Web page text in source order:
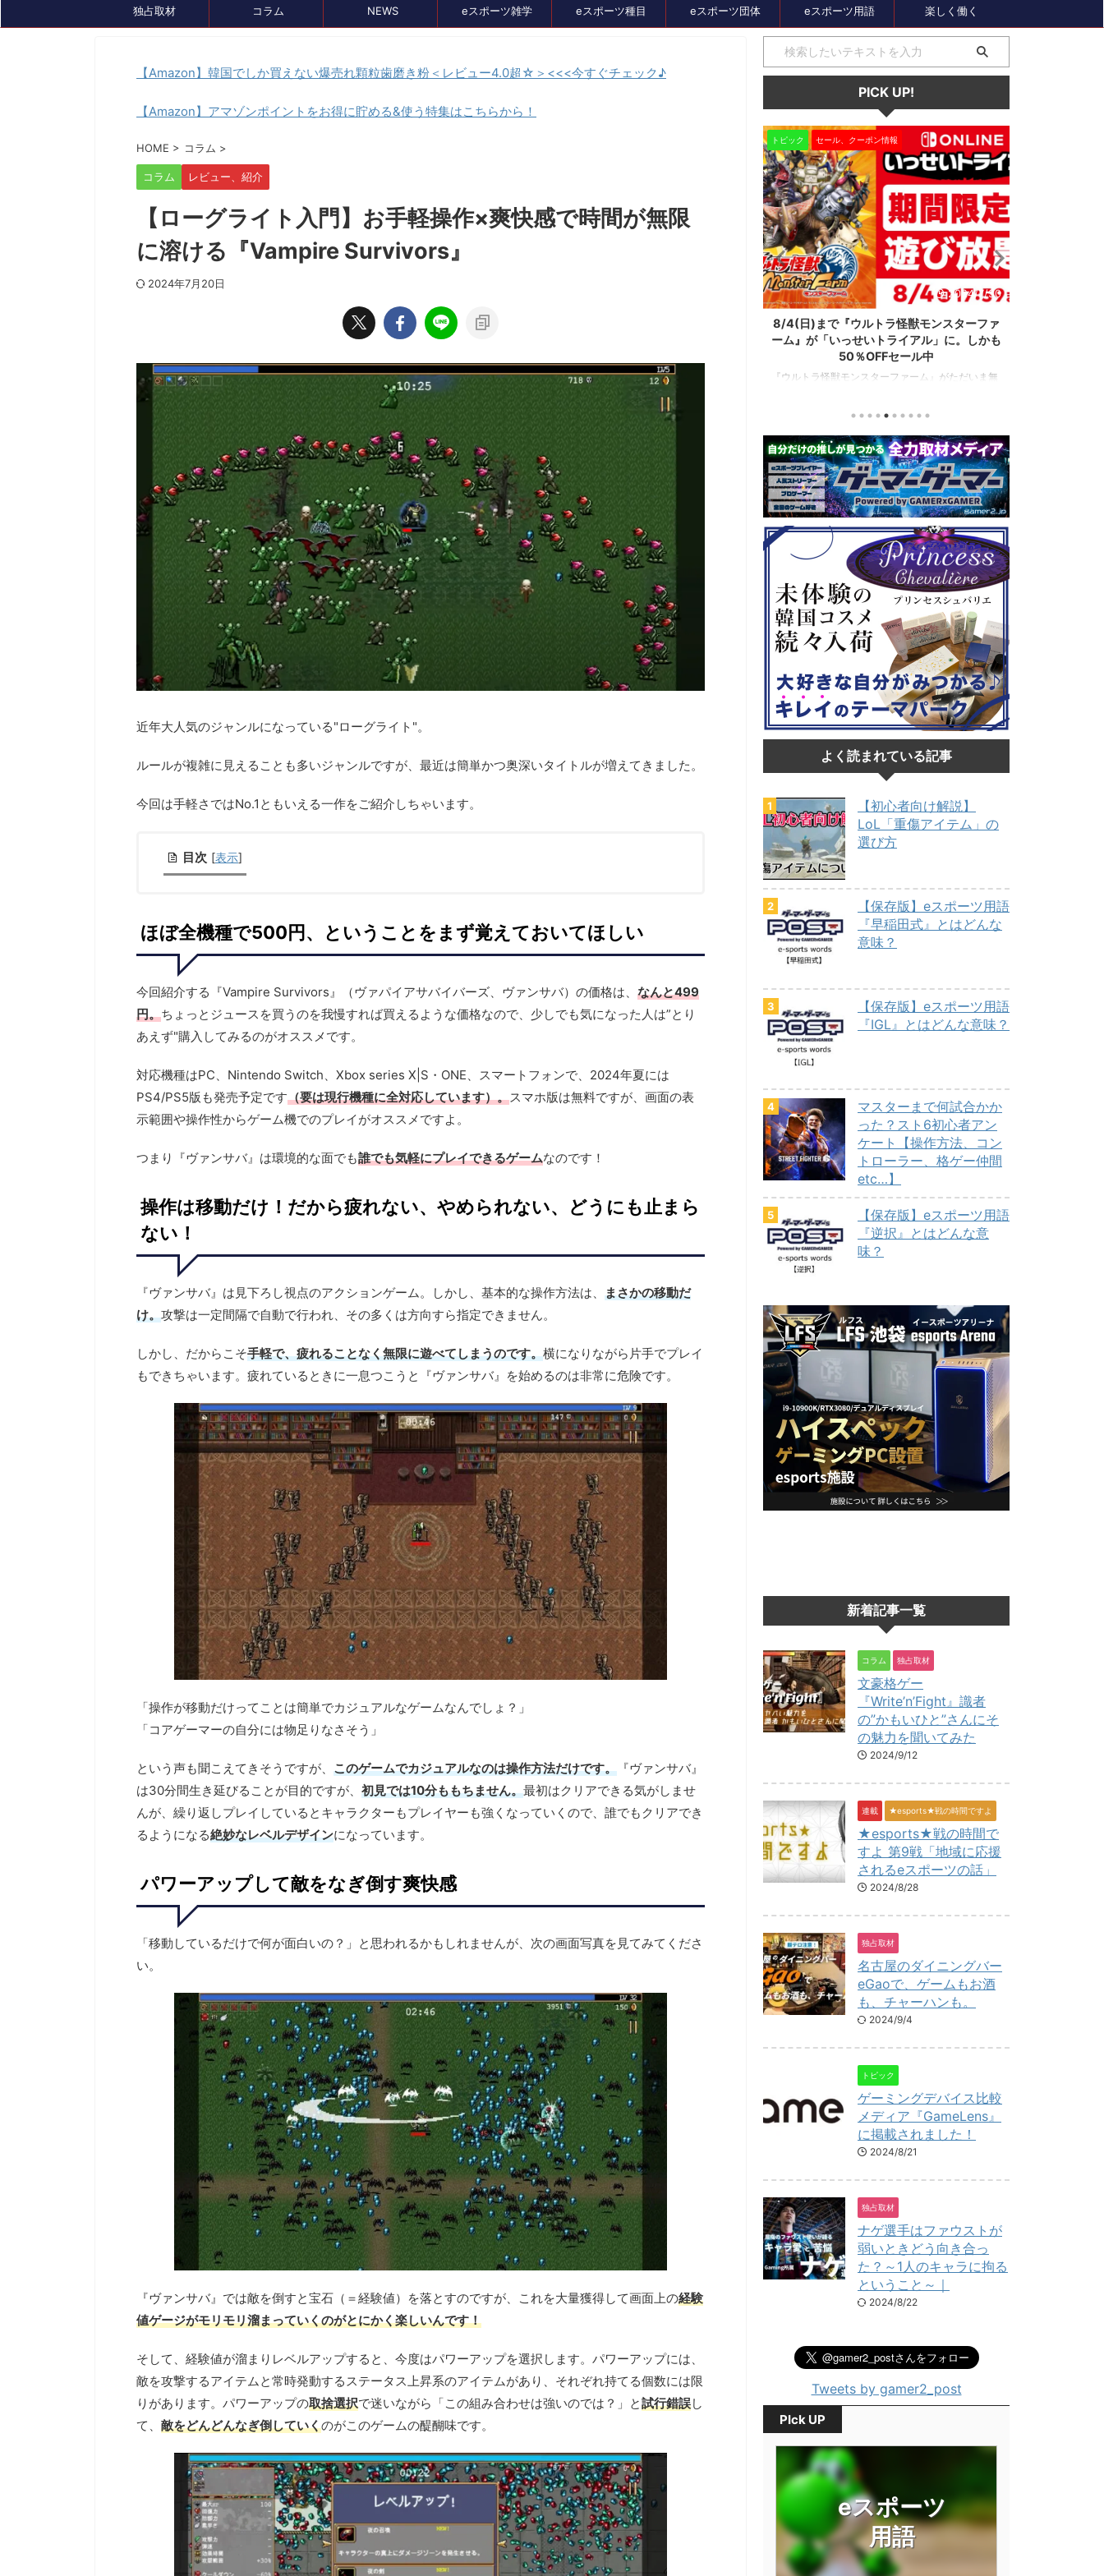
独占取材 コラム NEWS eスポーツ雑学 eスポーツ種目 eスポーツ団体 eスポーツ用語 楽しく働く
【Amazon】韓国でしか買えない爆売れ顆粒歯磨き粉＜レビュー4.0超☆＞<<<今すぐチェック♪
【Amazon】アマゾンポイントをお得に貯める&使う特集はこちらから！
HOME > コラム >
コラム レビュー、紹介
【ローグライト入門】お手軽操作×爽快感で時間が無限
に溶ける『Vampire Survivors』
2024年7月20日
近年大人気のジャンルになっている"ローグライト"。
ルールが複雑に見えることも多いジャンルですが、最近は簡単かつ奥深いタイトルが増えてきました。
今回は手軽さではNo.1ともいえる一作をご紹介しちゃいます。
目次 [表示]
ほぼ全機種で500円、ということをまず覚えておいてほしい
今回紹介する『Vampire Survivors』（ヴァパイアサバイバーズ、ヴァンサバ）の価格は、 なんと499
円。ちょっとジュースを買うのを我慢すれば買えるような価格なので、少しでも気になった人は”とり
あえず"購入してみるのがオススメです。
対応機種はPC、Nintendo Switch、Xbox series X|S・ONE、スマートフォンで、2024年夏には
PS4/PS5版も発売予定です（要は現行機種に全対応しています）。スマホ版は無料ですが、画面の表
示範囲や操作性からゲーム機でのプレイがオススメですよ。
つまり『ヴァンサバ』は環境的な面でも誰でも気軽にプレイできるゲームなのです！
操作は移動だけ！だから疲れない、やめられない、どうにも止まら
ない！
『ヴァンサバ』は見下ろし視点のアクションゲーム。しかし、基本的な操作方法は、 まさかの移動だ
け。攻撃は一定間隔で自動で行われ、その多くは方向すら指定できません。
しかし、だからこそ手軽で、疲れることなく無限に遊べてしまうのです。横になりながら片手でプレイ
もできちゃいます。疲れているときに一息つこうと『ヴァンサバ』を始めるのは非常に危険です。
「操作が移動だけってことは簡単でカジュアルなゲームなんでしょ？」
「コアゲーマーの自分には物足りなさそう」
という声も聞こえてきそうですが、 このゲームでカジュアルなのは操作方法だけです。 『ヴァンサバ』
は30分間生き延びることが目的ですが、 初見では10分ももちません。最初はクリアできる気がしませ
んが、繰り返しプレイしているとキャラクターもプレイヤーも強くなっていくので、誰でもクリアでき
るようになる絶妙なレベルデザインになっています。
パワーアップして敵をなぎ倒す爽快感
「移動しているだけで何が面白いの？」と思われるかもしれませんが、次の画面写真を見てみてくださ
い。
『ヴァンサバ』では敵を倒すと宝石（＝経験値）を落とすのですが、これを大量獲得して画面上の経験
値ゲージがモリモリ溜まっていくのがとにかく楽しいんです！
そして、経験値が溜まりレベルアップすると、今度はパワーアップを選択します。パワーアップには、
敵を攻撃するアイテムと常時発動するステータス上昇系のアイテムがあり、それぞれ持てる個数には限
りがあります。パワーアップの取捨選択で迷いながら「この組み合わせは強いのでは？」と試行錯誤し
て、 敵をどんどんなぎ倒していくのがこのゲームの醍醐味です。
PICK UP!
ンナムのゲームのDL版がセール中です。 DLが主
になりつつある昨今、セールするとお得感から積
ゲーしてしまいがちな人も多いはず。ということ
、今回は1年後、2年後に遊んでも楽しめるような
イトルを独自にピックアップしてみました。（類
したゲームや続編が出にくいゲーム、長く遊べる
ーム、定番ゲーム） 注目タイトル ◆『LITTLE
リトルナイトメア-１＆２セット』
） ２Dアクションホラーゲームの2作のセッ
です。 ◆『鉄拳8 Deluxe Edition』（PS5） ...
60歳以上が対象のeスポーツの大会が神奈
川で開催。ゲストはまさかの蝶野正洋！！！
東日本予選（福島県）、西日本予選（大阪府）、関
東予選（神奈川県）の優勝者3名が決勝大会（神奈
川県）に進出するという本格仕様。ご当地キャラク
ターによる対戦も見られるとのことなので、家族で
楽しめるイベントになっているようです。 ちなみ
に、ゲストのプロレスラーである蝶野正洋さんは今
年60歳になるそうです。トークセッションに登場し
ますよ。 この記事のポイント ・大会参加者は60歳
以上 ・3地区で予選あり。予選は8月24日、25日と9
月22日。本戦は9月22日（事前エ ...
セガの最新作、名作のDL版がセール中です。 特に
注目なのが初のセールとなる『ユニコーンオーバー
ロード』。本作はシミュレーションゲームファンか
らの評価が高く、その戦略性や編成や育成要素、美
麗なグラフィックなどが話題になりました。 今年発
売されたばかりの新作も多数あるので要チェックで
す！ 「セガ サマーセール」に『ユニコーンオーバ
ーロード』登場！『龍が如く８』や『ペルソナ３ リ
ロード』もセール中 株式会社セガは、
PlayStation™Storeおよびニンテンドーeショップに
て販売中の一部Pla ...
トピック セール、クーポン情報
2024/7/30
8/4(日)まで『ウルトラ怪獣モンスターファ
ーム』が「いっせいトライアル」に。しかも
50％OFFセール中
『ウルトラ怪獣モンスターファーム』がただいま無
も高く、発売時には売り切れが多発していたほど。
ウルトラマンや怪獣を知らない人でも楽しめる作品
なので、育成ゲームが好きな人はこの機会にお試し
を！ （以下、リリース内容をそのまま掲載していま
す） 『ウルトラ怪獣モンスターファーム』が「いっ
せいトライアル」に襲来！ダウンロード版ゲーム本
編を50%OFFで入手できるセールも本日よ ...
よく読まれている記事
【初心者向け解説】
LoL「重傷アイテム」の
選び方
【保存版】eスポーツ用語
『早稲田式』とはどんな
意味？
【保存版】eスポーツ用語
『IGL』とはどんな意味？
マスターまで何試合かか
った？スト6初心者アン
ケート【操作方法、コン
トローラー、格ゲー仲間
etc…】
【保存版】eスポーツ用語
『逆択』とはどんな意
味？
新着記事一覧
コラム 独占取材
文豪格ゲー
『Write’n’Fight』識者
の”かもいひと”さんにそ
の魅力を聞いてみた
2024/9/12
連載 ★esports★戦の時間ですよ
★esports★戦の時間で
すよ 第9戦「地域に応援
されるeスポーツの話」
2024/8/28
独占取材
名古屋のダイニングバー
eGaoで、ゲームもお酒
も、チャーハンも。
2024/9/4
トピック
ゲーミングデバイス比較
メディア『GameLens』
に掲載されました！
2024/8/21
独占取材
ナゲ選手はファウストが
弱いときどう向き合っ
た？～1人のキャラに拘る
ということ～｜
2024/8/22
Tweets by gamer2_post
PIck UP
eスポーツ
用語